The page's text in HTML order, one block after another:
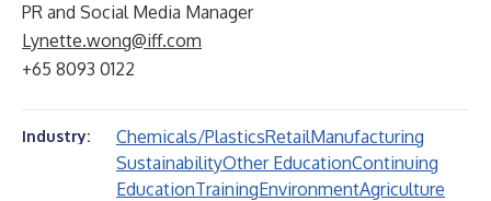
PR and Social Media Manager
Lynette.wong@iff.com
+65 8093 0122
Industry: Chemicals/PlasticsRetailManufacturing
SustainabilityOther EducationContinuing
EducationTrainingEnvironmentAgriculture